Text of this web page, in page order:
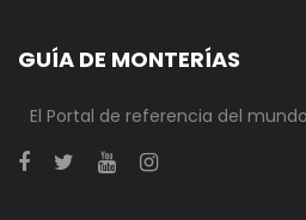
GUÍA DE MONTERÍAS
El Portal de referencia del